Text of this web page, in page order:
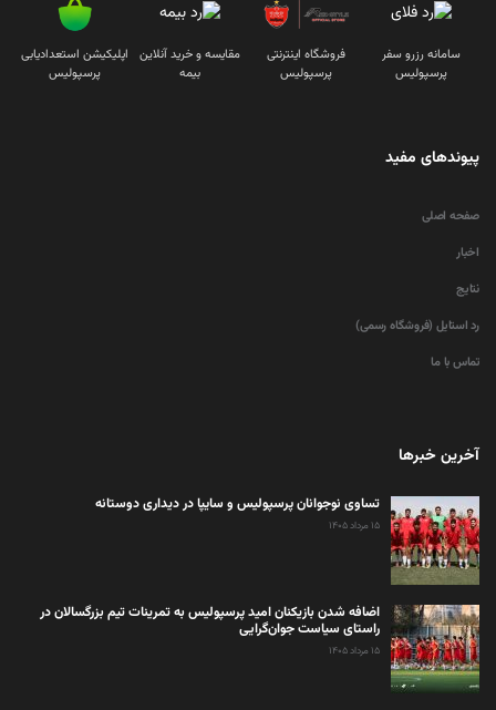
سامانه رزرو سفر
پرسپولیس
فروشگاه اینترنتی
پرسپولیس
مقایسه و خرید آنلاین
بیمه
اپلیکیشن استعدادیابی
پرسپولیس
پیوندهای مفید
صفحه اصلی
اخبار
نتایج
رد استایل (فروشگاه رسمی)
تماس با ما
آخرین خبرها
تساوی نوجوانان پرسپولیس و سایپا در دیداری دوستانه
۱۵ مرداد ۱۴۰۵
اضافه شدن بازیکنان امید پرسپولیس به تمرینات تیم بزرگسالان در
راستای سیاست جوان‌گرایی
۱۵ مرداد ۱۴۰۵